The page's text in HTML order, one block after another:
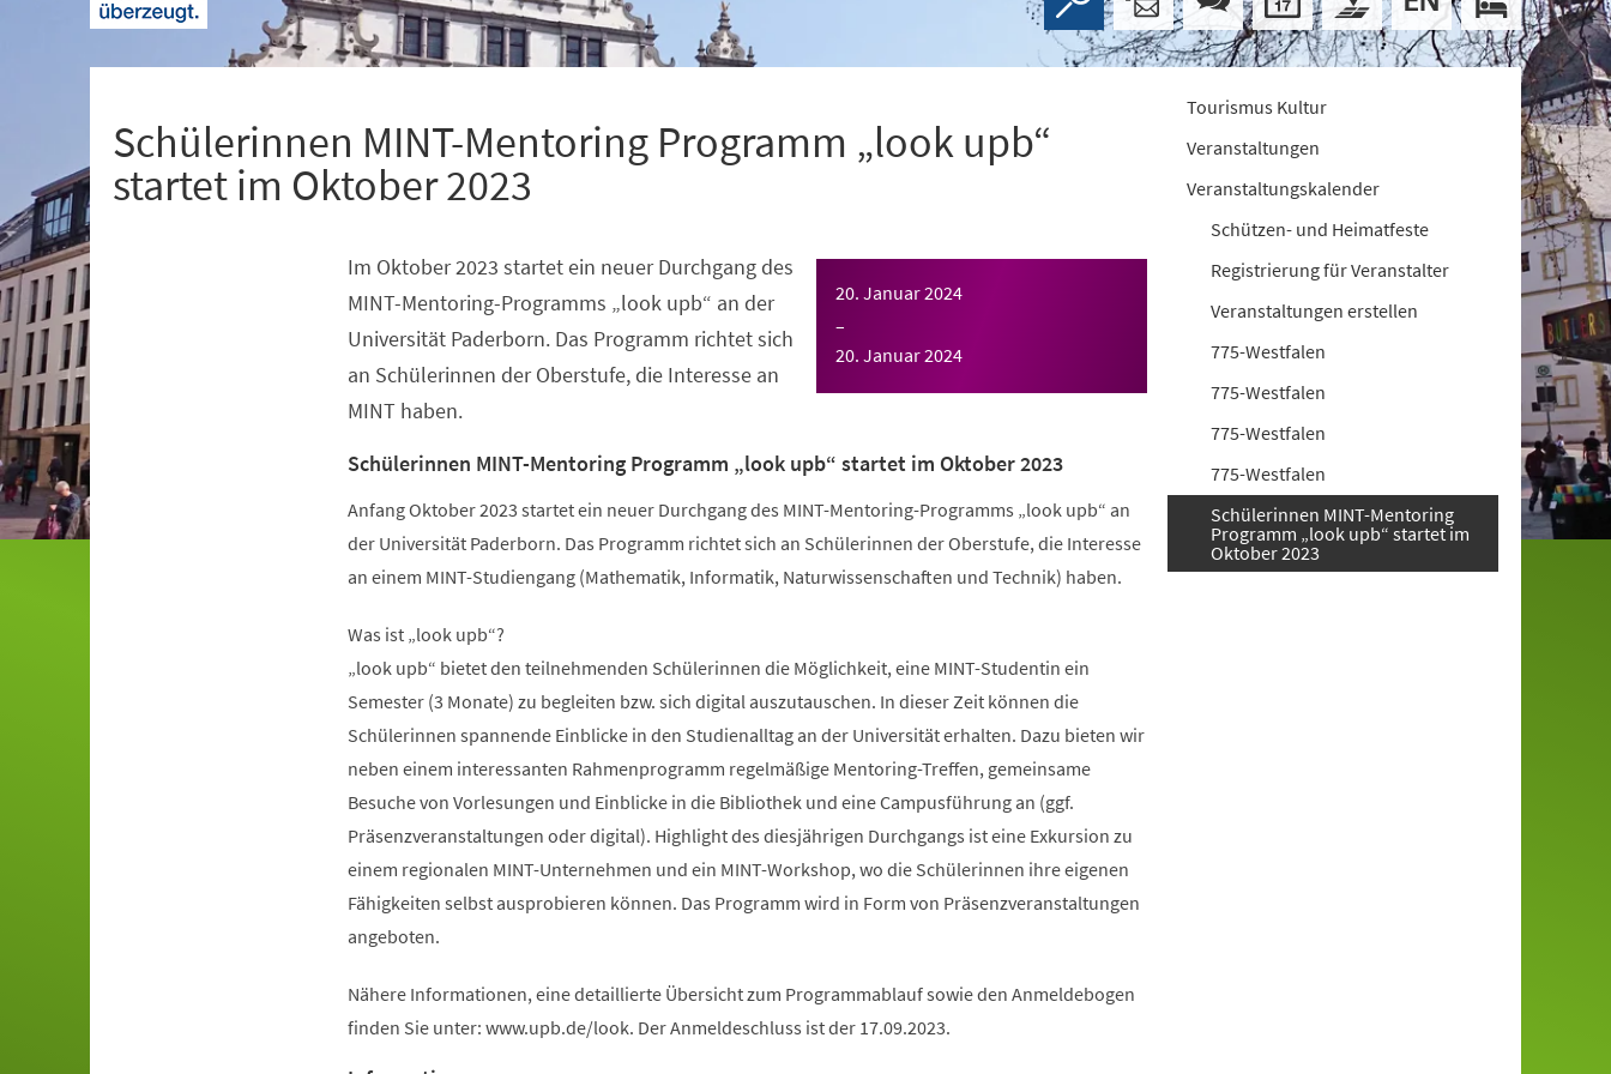
Schülerinnen MINT-Mentoring Programm „look upb“
startet im Oktober 2023
20. Januar 2024
–
20. Januar 2024
Im Oktober 2023 startet ein neuer Durchgang des
MINT-Mentoring-Programms „look upb“ an der
Universität Paderborn. Das Programm richtet sich
an Schülerinnen der Oberstufe, die Interesse an
MINT haben.
Schülerinnen MINT-Mentoring Programm „look upb“ startet im Oktober 2023
Anfang Oktober 2023 startet ein neuer Durchgang des MINT-Mentoring-Programms „look upb“ an
der Universität Paderborn. Das Programm richtet sich an Schülerinnen der Oberstufe, die Interesse
an einem MINT-Studiengang (Mathematik, Informatik, Naturwissenschaften und Technik) haben.
Was ist „look upb“?
„look upb“ bietet den teilnehmenden Schülerinnen die Möglichkeit, eine MINT-Studentin ein
Semester (3 Monate) zu begleiten bzw. sich digital auszutauschen. In dieser Zeit können die
Schülerinnen spannende Einblicke in den Studienalltag an der Universität erhalten. Dazu bieten wir
neben einem interessanten Rahmenprogramm regelmäßige Mentoring-Treffen, gemeinsame
Besuche von Vorlesungen und Einblicke in die Bibliothek und eine Campusführung an (ggf.
Präsenzveranstaltungen oder digital). Highlight des diesjährigen Durchgangs ist eine Exkursion zu
einem regionalen MINT-Unternehmen und ein MINT-Workshop, wo die Schülerinnen ihre eigenen
Fähigkeiten selbst ausprobieren können. Das Programm wird in Form von Präsenzveranstaltungen
angeboten.
Nähere Informationen, eine detaillierte Übersicht zum Programmablauf sowie den Anmeldebogen
finden Sie unter: www.upb.de/look. Der Anmeldeschluss ist der 17.09.2023.
Tourismus Kultur
Veranstaltungen
Veranstaltungskalender
Schützen- und Heimatfeste
Registrierung für Veranstalter
Veranstaltungen erstellen
775-Westfalen
775-Westfalen
775-Westfalen
775-Westfalen
Schülerinnen MINT-Mentoring
Programm „look upb“ startet im
Oktober 2023